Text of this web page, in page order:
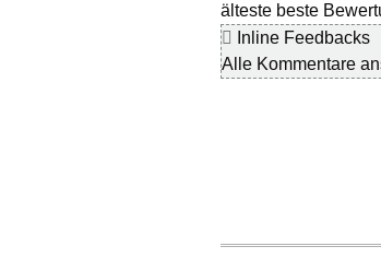
älteste beste
Inline Feedbacks
Alle Kommentare